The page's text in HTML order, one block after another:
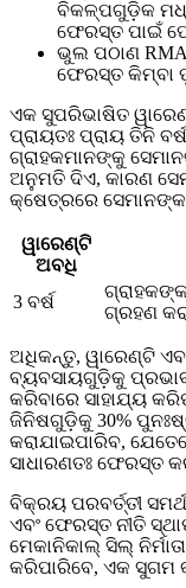
ବିକଳ୍ପଗୁଡ଼ିକ
ଫେରସ୍ତ ପାଇଁ
ଭୁଲ ପଠାଣ
ଫେରସ୍ତ କିମ୍ବା
ଏକ ସୁପରିଭାଷିତ
ପ୍ରାୟତଃ ପ୍ରାୟ ତିନି
ଗ୍ରାହକମାନଙ୍କୁ
ଅନୁମତି ଦିଏ, କାରଣ
କ୍ଷେତ୍ରରେ
ୱାରେଣ୍ଟି
ଅବଧି
3 ବର୍ଷ
ଗ୍ରହଣ
ଅଧିକନ୍ତୁ, ୱାରେଣ୍ଟି
ବ୍ୟବସାୟଗୁଡ଼ିକୁ
କରିବାରେ ସାହାଯ୍ୟ
ଜିନିଷଗୁଡ଼ିକୁ 30%
କରାଯାଇପାରିବ,
ସାଧାରଣତଃ ଫେରସ୍ତ
ବିକ୍ରୟ ପରବର୍ତ୍ତୀ
ଏବଂ ଫେରସ୍ତ ନୀତି
ମେକାନିକାଲ୍ ସିଲ୍
କରିପାରିବେ, ଏକ ସୁଗମ